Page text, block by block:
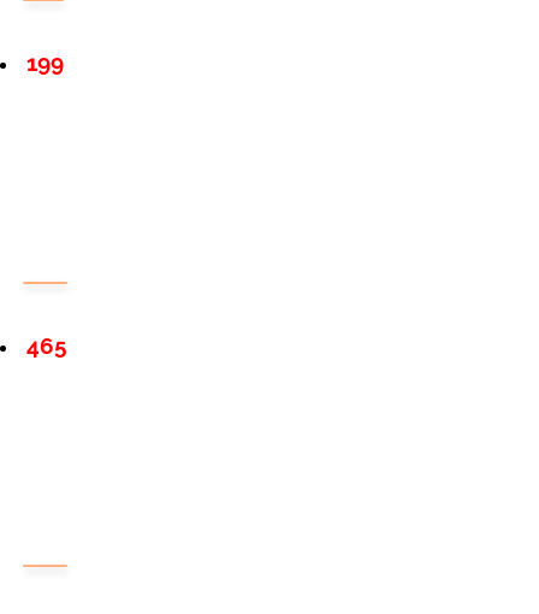
199
465